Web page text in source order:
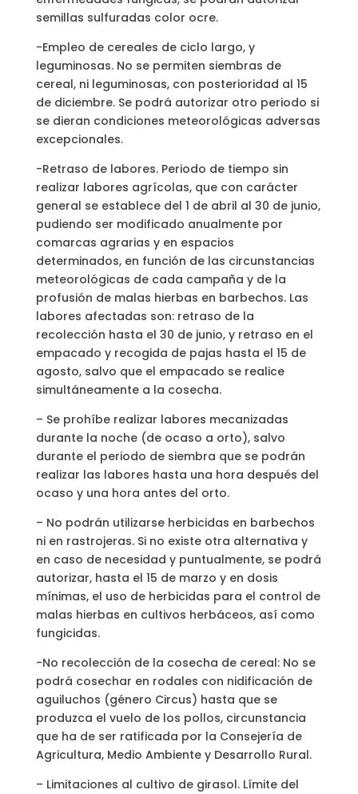
semillas sulfuradas color ocre.
-Empleo de cereales de ciclo largo, y
leguminosas. No se permiten siembras de
cereal, ni leguminosas, con posterioridad al 15
de diciembre. Se podrá autorizar otro periodo si
se dieran condiciones meteorológicas adversas
excepcionales.
-Retraso de labores. Periodo de tiempo sin
realizar labores agrícolas, que con carácter
general se establece del 1 de abril al 30 de junio,
pudiendo ser modificado anualmente por
comarcas agrarias y en espacios
determinados, en función de las circunstancias
meteorológicas de cada campaña y de la
profusión de malas hierbas en barbechos. Las
labores afectadas son: retraso de la
recolección hasta el 30 de junio, y retraso en el
empacado y recogida de pajas hasta el 15 de
agosto, salvo que el empacado se realice
simultáneamente a la cosecha.
– Se prohíbe realizar labores mecanizadas
durante la noche (de ocaso a orto), salvo
durante el periodo de siembra que se podrán
realizar las labores hasta una hora después del
ocaso y una hora antes del orto.
– No podrán utilizarse herbicidas en barbechos
ni en rastrojeras. Si no existe otra alternativa y
en caso de necesidad y puntualmente, se podrá
autorizar, hasta el 15 de marzo y en dosis
mínimas, el uso de herbicidas para el control de
malas hierbas en cultivos herbáceos, así como
fungicidas.
-No recolección de la cosecha de cereal: No se
podrá cosechar en rodales con nidificación de
aguiluchos (género Circus) hasta que se
produzca el vuelo de los pollos, circunstancia
que ha de ser ratificada por la Consejería de
Agricultura, Medio Ambiente y Desarrollo Rural.
– Limitaciones al cultivo de girasol. Límite del